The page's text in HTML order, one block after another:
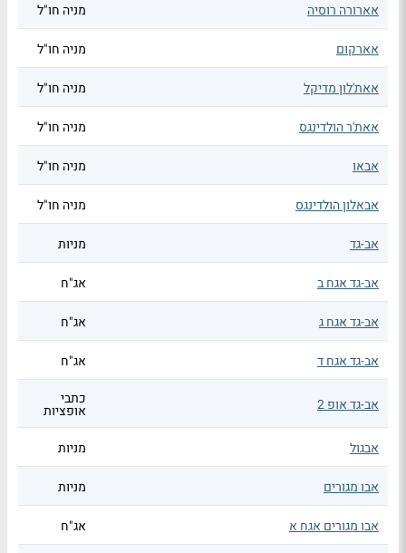
אארורה רוסיה מניה חו"ל
אארקום מניה חו"ל
אאת'לון מדיקל מניה חו"ל
אאת'ר הולדינגס מניה חו"ל
אבאו מניה חו"ל
אבאלון הולדינגס מניה חו"ל
אב-גד מניות
אב-גד אגח ב אג"ח
אב-גד אגח ג אג"ח
אב-גד אגח ד אג"ח
אב-גד אופ 2 כתבי
אופציות
אבגול
מניות
אבו מגורים מניות
אבו מגורים אגח א אג"ח